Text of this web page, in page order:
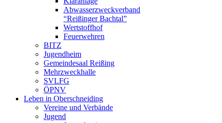
Abwasserzweckverband
“Reißinger Bachtal”
Wertstoffhof
Feuerwehren
BITZ
Jugendheim
Gemeindesaal Reißing
Mehrzweckhalle
SVLFG
ÖPNV
Leben in Oberschneiding
Vereine und Verbände
Jugend